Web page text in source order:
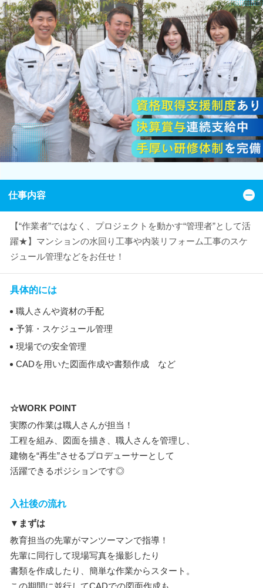
仕事内容
【“作業者”ではなく、プロジェクトを動かす“管理者”として活
躍★】マンションの水回り工事や内装リフォーム工事のスケ
ジュール管理などをお任せ！
具体的には
職人さんや資材の手配
予算・スケジュール管理
現場での安全管理
CADを用いた図面作成や書類作成 など
☆WORK POINT
実際の作業は職人さんが担当！
工程を組み、図面を描き、職人さんを管理し、
建物を“再生”させるプロデューサーとして
活躍できるポジションです◎
入社後の流れ
▼まずは
教育担当の先輩がマンツーマンで指導！
先輩に同行して現場写真を撮影したり
書類を作成したり、簡単な作業からスタート。
この期間に並行してCADでの図面作成も